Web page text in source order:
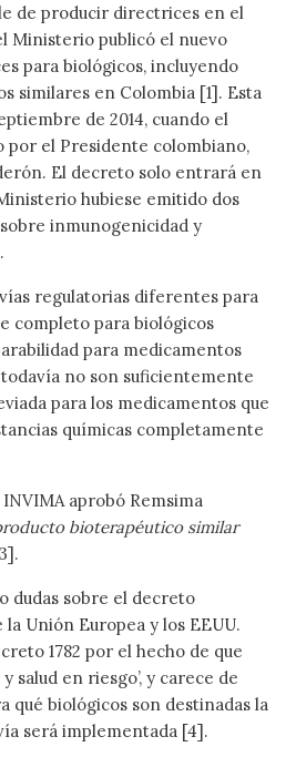
de producir directrices en el
Ministerio publicó el nuevo
para biológicos, incluyendo
similares en Colombia [1]. Esta
de 2014, cuando el
por el Presidente colombiano,
El decreto solo entrará en
hubiese emitido dos
inmunogenicidad y
regulatorias diferentes para
completo para biológicos
para medicamentos
no son suficientemente
para los medicamentos que
químicas completamente
aprobó Remsima
bioterapéutico similar
dudas sobre el decreto
Unión Europea y los EEUU.
1782 por el hecho de que
salud en riesgo’, y carece de
qué biológicos son destinadas la
será implementada [4].